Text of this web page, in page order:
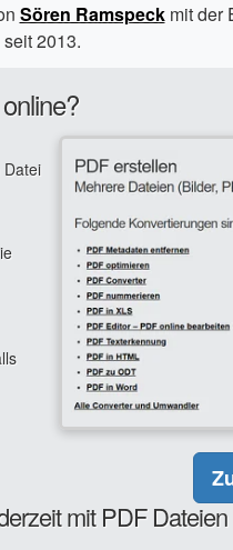
Sören Ramspeckmit der
2013.
Datei
mit PDF